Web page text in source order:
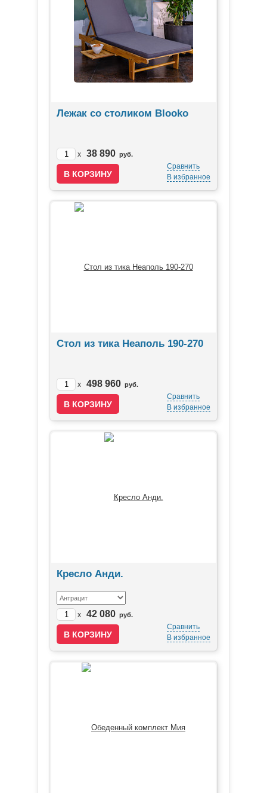
Лежак со столиком Blooko
x 38 890 руб.
Сравнить
В избранное
Стол из тика Неаполь 190-270
x 498 960 руб.
Сравнить
В избранное
Кресло Анди.
x 42 080 руб.
Сравнить
В избранное